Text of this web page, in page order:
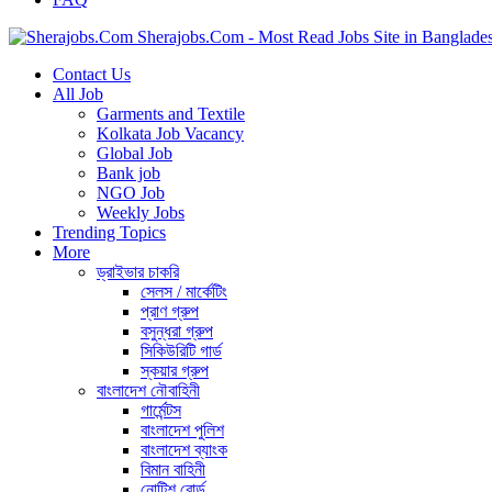
Sherajobs.Com - Most Read Jobs Site in
Contact Us
All Job
Garments and Textile
Kolkata Job Vacancy
Global Job
Bank job
NGO Job
Weekly Jobs
Trending Topics
More
ড্রাইভার চাকরি
সেলস / মার্কেটিং
প্রাণ গ্রুপ
বসুন্ধরা গ্রুপ
সিকিউরিটি গার্ড
স্কয়ার গ্রুপ
বাংলাদেশ নৌবাহিনী
গার্মেন্টস
বাংলাদেশ পুলিশ
বাংলাদেশ ব্যাংক
বিমান বাহিনী